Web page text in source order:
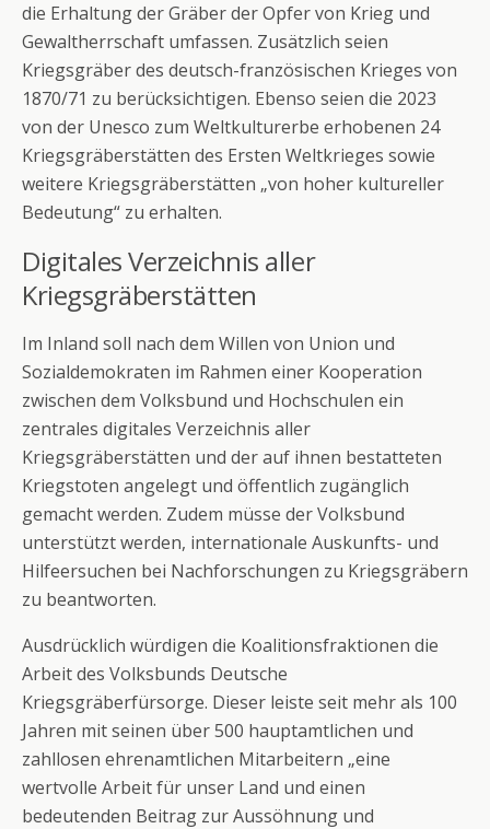
die Erhaltung der Gräber der Opfer von Krieg und
Gewaltherrschaft umfassen. Zusätzlich seien
Kriegsgräber des deutsch-französischen Krieges von
1870/71 zu berücksichtigen. Ebenso seien die 2023
von der Unesco zum Weltkulturerbe erhobenen 24
Kriegsgräberstätten des Ersten Weltkrieges sowie
weitere Kriegsgräberstätten „von hoher kultureller
Bedeutung“ zu erhalten.
Digitales Verzeichnis aller
Kriegsgräberstätten
Im Inland soll nach dem Willen von Union und
Sozialdemokraten im Rahmen einer Kooperation
zwischen dem Volksbund und Hochschulen ein
zentrales digitales Verzeichnis aller
Kriegsgräberstätten und der auf ihnen bestatteten
Kriegstoten angelegt und öffentlich zugänglich
gemacht werden. Zudem müsse der Volksbund
unterstützt werden, internationale Auskunfts- und
Hilfeersuchen bei Nachforschungen zu Kriegsgräbern
zu beantworten.
Ausdrücklich würdigen die Koalitionsfraktionen die
Arbeit des Volksbunds Deutsche
Kriegsgräberfürsorge. Dieser leiste seit mehr als 100
Jahren mit seinen über 500 hauptamtlichen und
zahllosen ehrenamtlichen Mitarbeitern „eine
wertvolle Arbeit für unser Land und einen
bedeutenden Beitrag zur Aussöhnung und